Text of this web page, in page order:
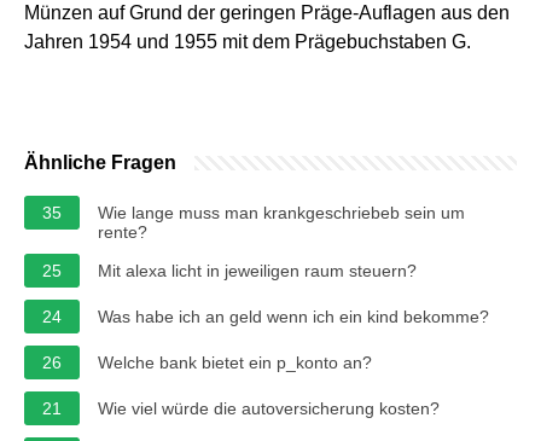
Münzen auf Grund der geringen Präge-Auflagen aus den
Jahren 1954 und 1955 mit dem Prägebuchstaben G.
Ähnliche Fragen
35
Wie lange muss man krankgeschriebeb sein um
rente?
25
Mit alexa licht in jeweiligen raum steuern?
24 Was habe ich an geld wenn ich ein kind bekomme?
26 Welche bank bietet ein p_konto an?
21 Wie viel würde die autoversicherung kosten?